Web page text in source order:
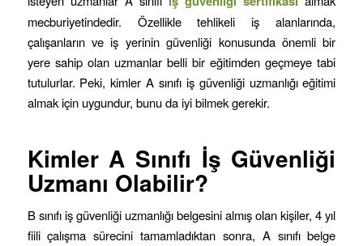
mecburiyetindedir. Özellikle tehlikeli iş alanlarında,
çalışanların ve iş yerinin güvenliği konusunda önemli bir
yere sahip olan uzmanlar belli bir eğitimden geçmeye tabi
tutulurlar. Peki, kimler A sınıfı iş güvenliği uzmanlığı eğitimi
almak için uygundur, bunu da iyi bilmek gerekir.
Kimler A Sınıfı İş Güvenliği
Uzmanı Olabilir?
B sınıfı iş güvenliği uzmanlığı belgesini almış olan kişiler, 4 yıl
fiili çalışma sürecini tamamladıktan sonra, A sınıfı belge